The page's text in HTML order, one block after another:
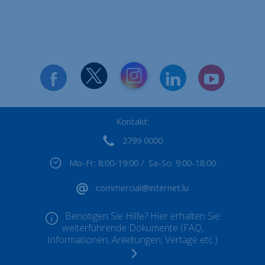
Kontakt:
2799 0000
Mo-Fr: 8:00-19:00 / Sa-So: 9:00-18:00
commercial@internet.lu
Benötigen Sie Hilfe? Hier erhalten Sie
weiterführende Dokumente (FAQ,
Informationen, Anleitungen, Vertäge etc.)